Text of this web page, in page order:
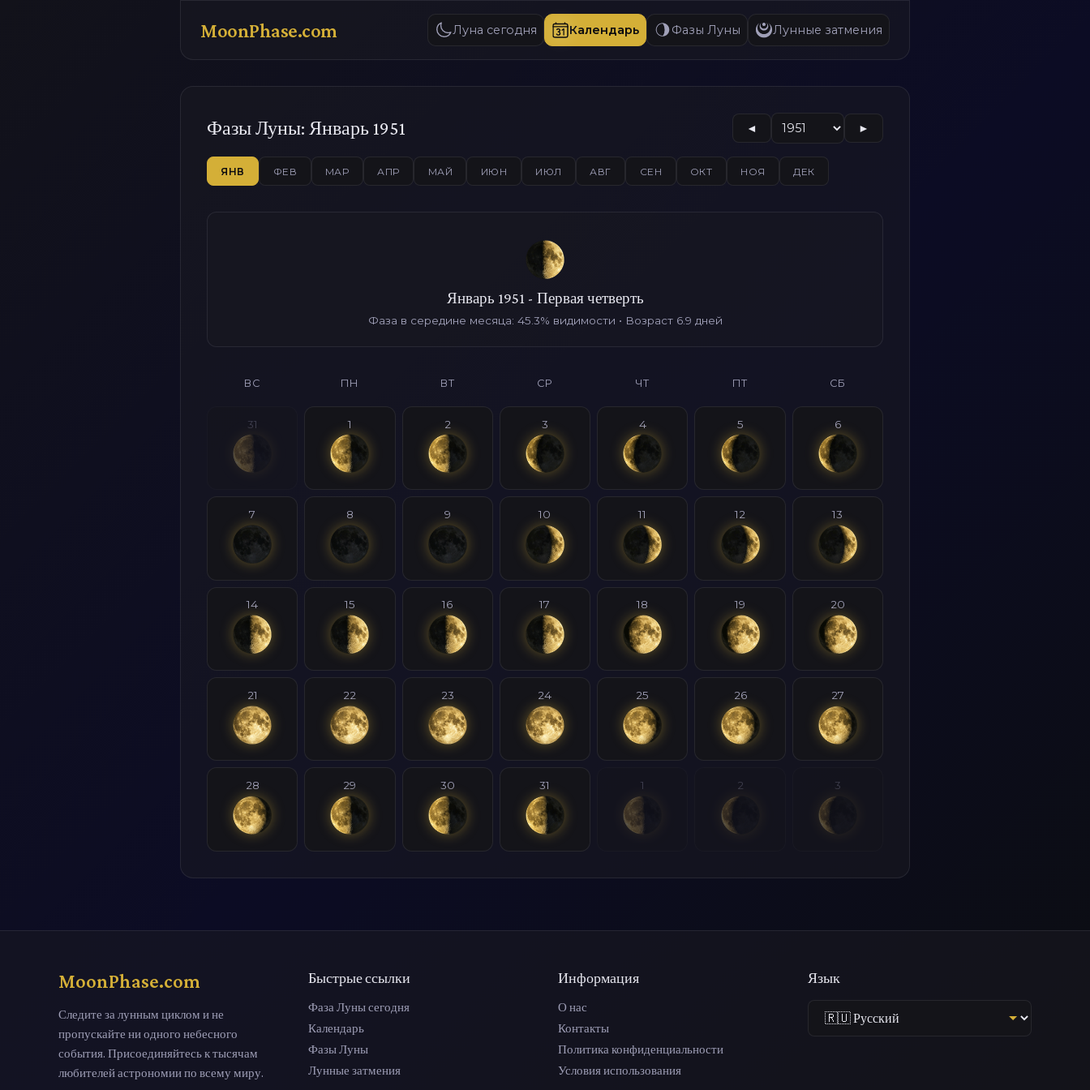
MoonPhase.com Луна сегодня Календарь Фазы Луны Лунные затмения
Фазы Луны: Январь 1951 ◄ ►
ЯНВ ФЕВ МАР АПР МАЙ ИЮН ИЮЛ АВГ СЕН ОКТ НОЯ ДЕК
Январь 1951 - Первая четверть
Фаза в середине месяца: 45.3% видимости • Возраст 6.9 дней
ВС ПН ВТ СР ЧТ ПТ СБ
31 1 2 3 4 5 6
7 8 9 10 11 12 13
14 15 16 17 18 19 20
21 22 23 24 25 26 27
28 29 30 31 1 2 3
MoonPhase.com
Следите за лунным циклом и не
пропускайте ни одного небесного
события. Присоединяйтесь к тысячам
любителей астрономии по всему миру.
Быстрые ссылки
Фаза Луны сегодня
Календарь
Фазы Луны
Лунные затмения
Информация
О нас
Контакты
Политика конфиденциальности
Условия использования
Язык